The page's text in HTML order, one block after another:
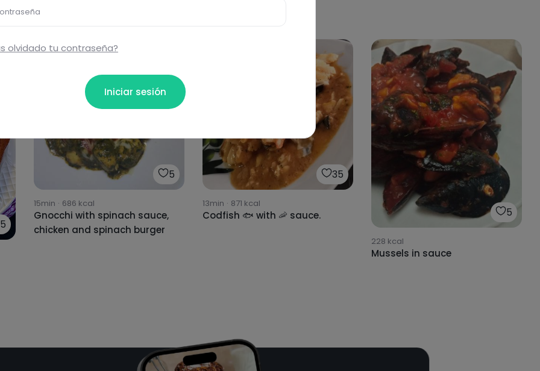
5
15min · 686 kcal
Gnocchi with spinach sauce,
chicken and spinach burger
35
13min · 871 kcal
Codfish 🐟 with 🦐 sauce. 5
228 kcal
Mussels in sauce
olvidado tu contraseña?
Iniciar sesión